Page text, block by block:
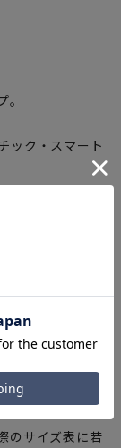
ック・スマート
ペットボトル
一部に
】《細め(スリ
の仕様に変更が
い。
認の上、ご購
のサイズ表に若